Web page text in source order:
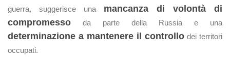
guerra, suggerisce una mancanza di volontà di
compromesso da parte della Russia e una
determinazione a mantenere il controllo dei territori
occupati.